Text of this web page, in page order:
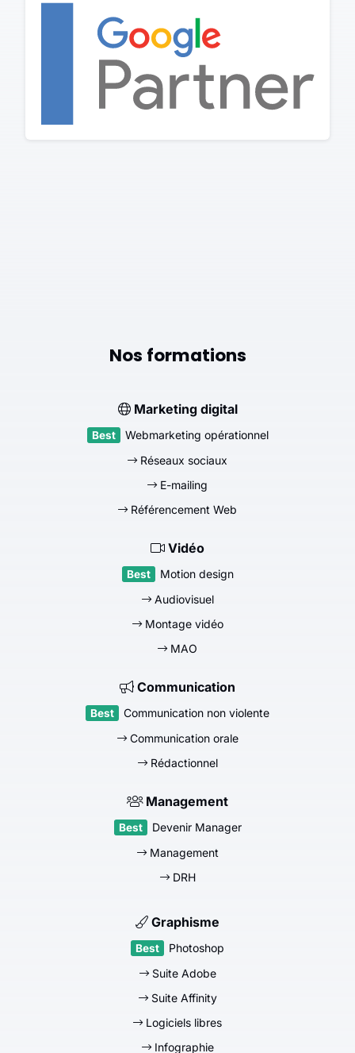
Nos formations
Marketing digital
Webmarketing opérationnel
Réseaux sociaux
E-mailing
Référencement Web
Vidéo
Motion design
Audiovisuel
Montage vidéo
MAO
Communication
Communication non violente
Communication orale
Rédactionnel
Management
Devenir Manager
Management
DRH
Graphisme
Photoshop
Suite Adobe
Suite Affinity
Logiciels libres
Infographie